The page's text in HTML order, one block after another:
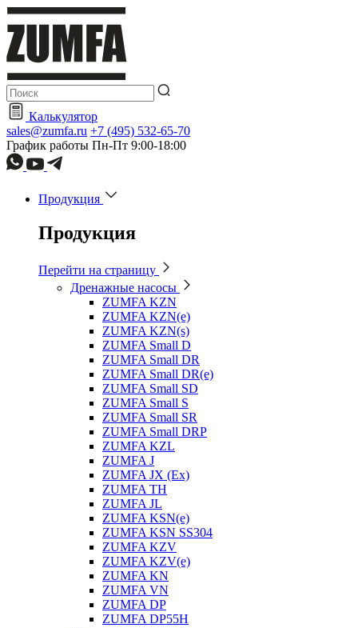
Калькулятор
sales@zumfa.ru +7 (495) 532-65-70
График работы Пн-Пт 9:00-18:00
Продукция
Продукция
Перейти на страницу
Дренажные насосы
ZUMFA KZN
ZUMFA KZN(e)
ZUMFA KZN(s)
ZUMFA Small D
ZUMFA Small DR
ZUMFA Small DR(e)
ZUMFA Small SD
ZUMFA Small S
ZUMFA Small SR
ZUMFA Small DRP
ZUMFA KZL
ZUMFA J
ZUMFA JX (Ex)
ZUMFA TH
ZUMFA JL
ZUMFA KSN(e)
ZUMFA KSN SS304
ZUMFA KZV
ZUMFA KZV(e)
ZUMFA KN
ZUMFA VN
ZUMFA DP
ZUMFA DP55H